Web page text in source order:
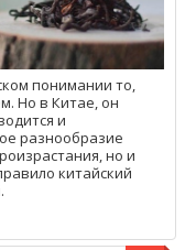
понимании то,
Но в Китае, он
и
разнообразие
но и
китайский